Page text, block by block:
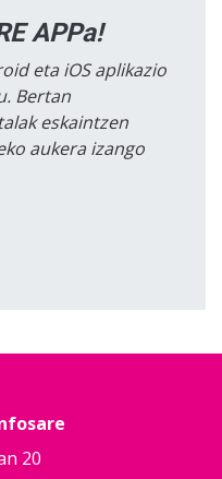
APPa!
eta iOS aplikazio
Bertan
eskaintzen
aukera izango
20